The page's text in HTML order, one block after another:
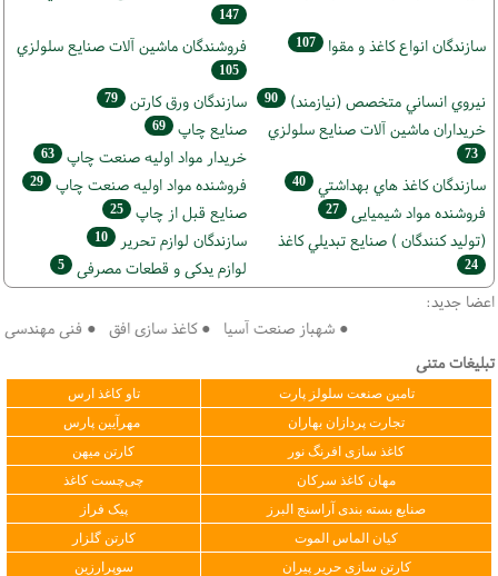
147
سازندگان انواع کاغذ و مقوا 107 فروشندگان ماشين آلات صنايع سلولزي
105
نيروي انساني متخصص (نیازمند) 90 سازندگان ورق كارتن 79
خریداران ماشين آلات صنايع سلولزي
73
صنايع چاپ 69
خريدار مواد اوليه صنعت چاپ 63
سازندگان كاغذ هاي بهداشتي 40 فروشنده مواد اوليه صنعت چاپ 29
فروشنده مواد شیمیایی 27 صنايع قبل از چاپ 25
(تولید كنندگان ) صنايع تبديلي كاغذ
24
سازندگان لوازم تحریر 10
لوازم یدکی و قطعات مصرفی 5
اعضا جدید:
● شهباز صنعت آسیا ● کاغذ سازی افق ● فنی مهندسی
تبلیغات متنی
تامین صنعت سلولز پارت
تاو کاغذ ارس
تجارت پردازان بهاران
مهرآیین پارس
کاغذ سازی افرنگ نور
کارتن میهن
مهان کاغذ سرکان
چی‌چست کاغذ
صنایع بسته بندی آراسنج البرز
پیک فراز
کیان الماس الموت
کارتن گلزار
کارتن سازی حریر پیران
سوپرارزین